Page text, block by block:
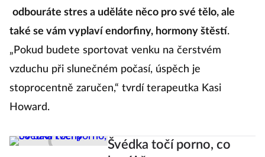
odbouráte stres a uděláte něco pro své tělo, ale
také se vám vyplaví endorfiny, hormony štěstí.
„Pokud budete sportovat venku na čerstvém
vzduchu při slunečném počasí, úspěch je
stoprocentně zaručen,“ tvrdí terapeutka Kasi
Howard.
Švédka točí porno, co